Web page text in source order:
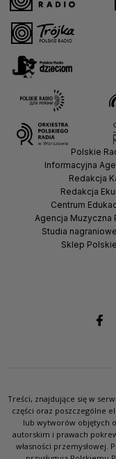
Polskie
Informacyjna
Redakcja
Redakcja
Centrum
Agencja Muzyczna
Studia
Sklep
Treści, znajdujące się w
części oraz poszczególne
lub wytworów objętych
autorskim i prawach
własności przemysłowej.